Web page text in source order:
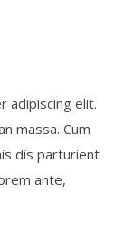
adipiscing elit.
massa. Cum
dis parturient
ante,